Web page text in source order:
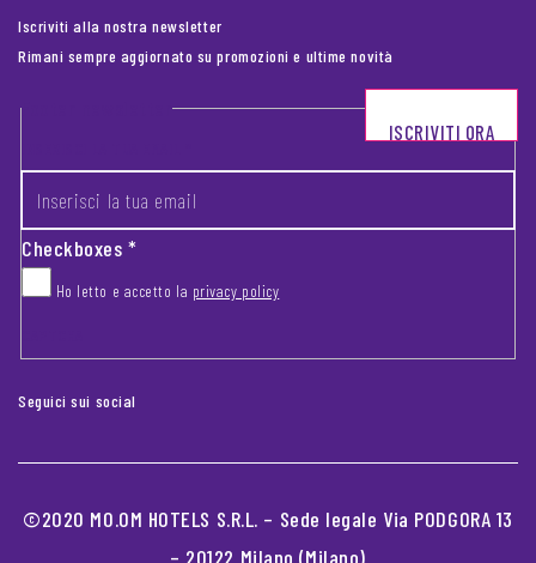
Iscriviti alla nostra newsletter
Rimani sempre aggiornato su promozioni e ultime novità
Footer newsletter
Checkboxes*
Ho letto e accetto la privacy policy
ISCRIVITI ORA
Seguici sui social
©2020 MO.OM HOTELS S.R.L. – Sede legale Via PODGORA 13
– 20122 Milano (Milano)